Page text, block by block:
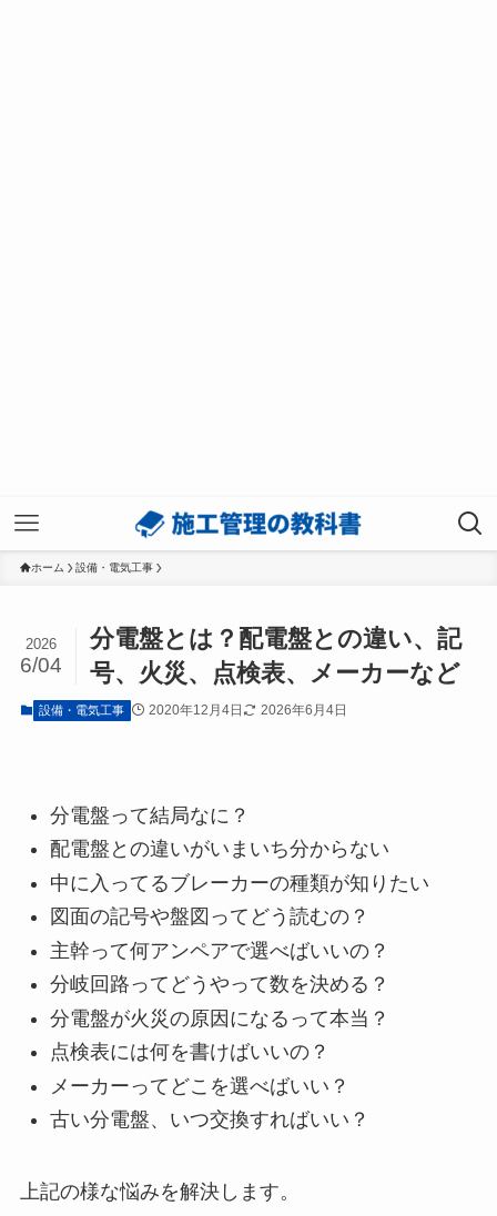
ホーム 設備・電気工事
分電盤とは？配電盤との違い、記
号、火災、点検表、メーカーなど
2026
6/04
設備・電気工事 2020年12月4日 2026年6月4日
分電盤って結局なに？
配電盤との違いがいまいち分からない
中に入ってるブレーカーの種類が知りたい
図面の記号や盤図ってどう読むの？
主幹って何アンペアで選べばいいの？
分岐回路ってどうやって数を決める？
分電盤が火災の原因になるって本当？
点検表には何を書けばいいの？
メーカーってどこを選べばいい？
古い分電盤、いつ交換すればいい？
上記の様な悩みを解決します。